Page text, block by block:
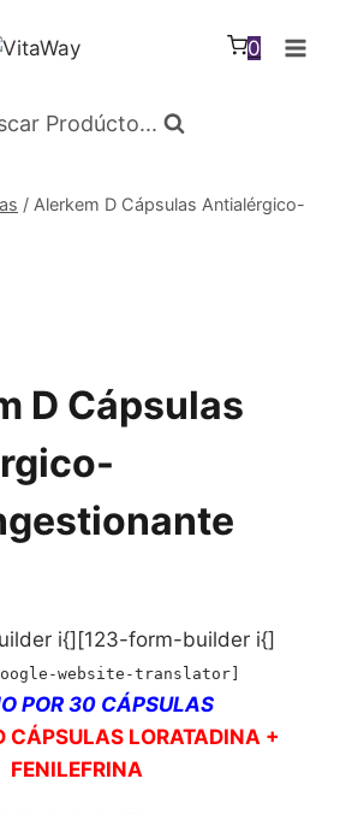
0
Prodúcto...
/ Alerkem D Cápsulas Antialérgico-
D Cápsulas
i{][123-form-builder i{]
website-translator]
POR 30 CÁPSULAS
CÁPSULAS LORATADINA +
FENILEFRINA